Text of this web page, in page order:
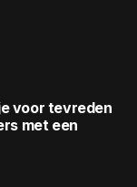
voor tevreden
met een